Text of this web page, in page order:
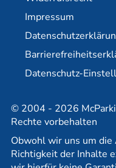
© 2004 - 2026
Rechte vorbehalten
Obwohl wir uns um
Richtigkeit der Inhalte
Partner
Reisebüro-Partner
Impressum
Datenschutz-